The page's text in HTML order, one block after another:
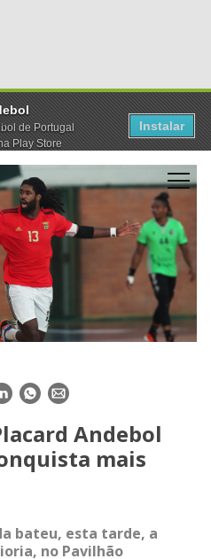
de Portugal
Play Store
Instalar
WhatsApp
E-
Andebol
mais
bateu, esta tarde, a
no Pavilhão